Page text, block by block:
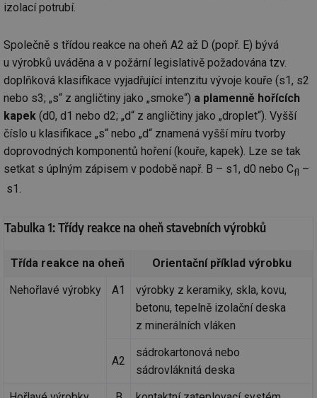
izolací potrubí.
Společně s třídou reakce na oheň A2 až D (popř. E) bývá
u výrobků uváděna a v požární legislativě požadována tzv.
doplňková klasifikace vyjadřující intenzitu vývoje kouře (s1, s2
nebo s3; „s“ z angličtiny jako „smoke“) a plamenně hořících
kapek (d0, d1 nebo d2; „d“ z angličtiny jako „droplet“). Vyšší
číslo u klasifikace „s“ nebo „d“ znamená vyšší míru tvorby
doprovodných komponentů hoření (kouře, kapek). Lze se tak
setkat s úplným zápisem v podobě např. B – s1, d0 nebo Cfl –
s1.
Tabulka 1: Třídy reakce na oheň stavebních výrobků
Třída reakce na oheň
Orientační příklad výrobku
Nehořlavé výrobky
A1
výrobky z keramiky, skla, kovu,
betonu, tepelně izolační deska
z minerálních vláken
A2
sádrokartonová nebo
sádrovláknitá deska